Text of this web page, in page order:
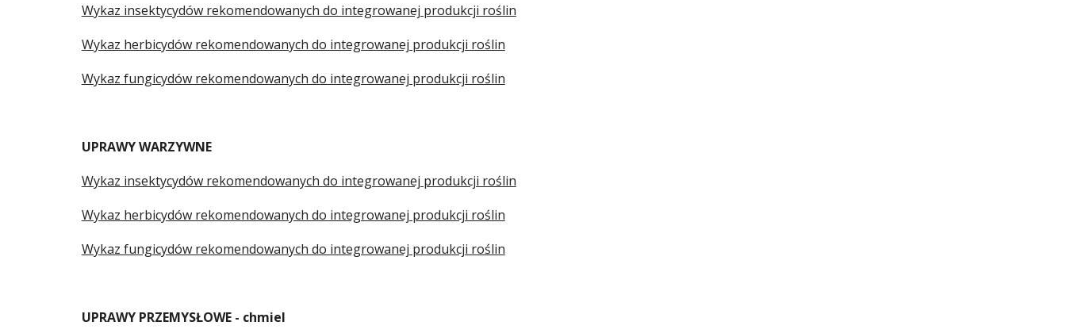
Wykaz insektycydów rekomendowanych do integrowanej produkcji roślin
Wykaz herbicydów rekomendowanych do integrowanej produkcji roślin
Wykaz fungicydów rekomendowanych do integrowanej produkcji roślin
UPRAWY WARZYWNE
Wykaz insektycydów rekomendowanych do integrowanej produkcji roślin
Wykaz herbicydów rekomendowanych do integrowanej produkcji roślin
Wykaz fungicydów rekomendowanych do integrowanej produkcji roślin
UPRAWY PRZEMYSŁOWE - chmiel